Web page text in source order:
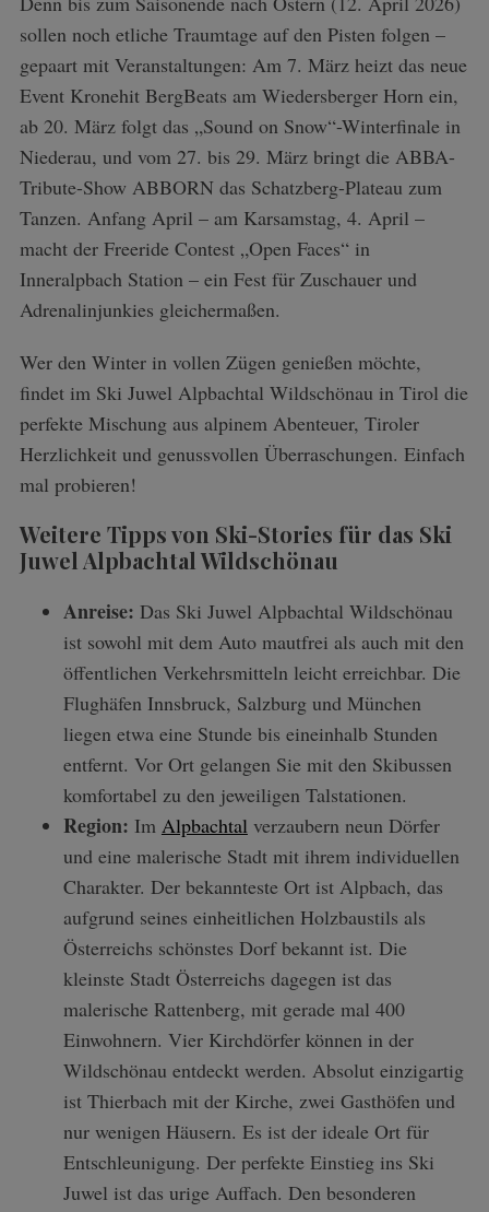
sollen noch etliche Traumtage auf den Pisten folgen –
gepaart mit Veranstaltungen: Am 7. März heizt das neue
Event Kronehit BergBeats am Wiedersberger Horn ein,
ab 20. März folgt das „Sound on Snow“-Winterfinale in
Niederau, und vom 27. bis 29. März bringt die ABBA-
Tribute-Show ABBORN das Schatzberg-Plateau zum
Tanzen. Anfang April – am Karsamstag, 4. April –
macht der Freeride Contest „Open Faces“ in
Inneralpbach Station – ein Fest für Zuschauer und
Adrenalinjunkies gleichermaßen.
Wer den Winter in vollen Zügen genießen möchte,
findet im Ski Juwel Alpbachtal Wildschönau in Tirol die
perfekte Mischung aus alpinem Abenteuer, Tiroler
Herzlichkeit und genussvollen Überraschungen. Einfach
mal probieren!
Weitere Tipps von Ski-Stories für das Ski
Juwel Alpbachtal Wildschönau
Anreise: Das Ski Juwel Alpbachtal Wildschönau
ist sowohl mit dem Auto mautfrei als auch mit den
öffentlichen Verkehrsmitteln leicht erreichbar. Die
Flughäfen Innsbruck, Salzburg und München
liegen etwa eine Stunde bis eineinhalb Stunden
entfernt. Vor Ort gelangen Sie mit den Skibussen
komfortabel zu den jeweiligen Talstationen.
Region: Im Alpbachtal verzaubern neun Dörfer
und eine malerische Stadt mit ihrem individuellen
Charakter. Der bekannteste Ort ist Alpbach, das
aufgrund seines einheitlichen Holzbaustils als
Österreichs schönstes Dorf bekannt ist. Die
kleinste Stadt Österreichs dagegen ist das
malerische Rattenberg, mit gerade mal 400
Einwohnern. Vier Kirchdörfer können in der
Wildschönau entdeckt werden. Absolut einzigartig
ist Thierbach mit der Kirche, zwei Gasthöfen und
nur wenigen Häusern. Es ist der ideale Ort für
Entschleunigung. Der perfekte Einstieg ins Ski
Juwel ist das urige Auffach. Den besonderen